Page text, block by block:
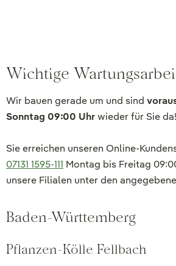
Wichtige
Wir bauen gerade um und sind
Sonntag 09:00 Uhrwieder für Sie da!
Sie erreichen unseren Online-
07131 1595-111 Montag bis Freitag
unsere Filialen unter den
Baden-Württemberg
Pflanzen-Kölle Fellbach